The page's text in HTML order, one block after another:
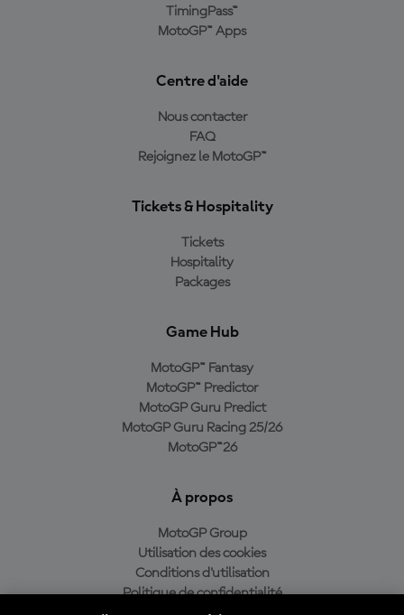
TimingPass™
MotoGP™ Apps
Centre d'aide
Nous contacter
FAQ
Rejoignez le MotoGP™
Tickets & Hospitality
Tickets
Hospitality
Packages
Game Hub
MotoGP™ Fantasy
MotoGP™ Predictor
MotoGP Guru Predict
MotoGP Guru Racing 25/26
MotoGP™26
À propos
MotoGP Group
Utilisation des cookies
Conditions d'utilisation
Politique de confidentialité